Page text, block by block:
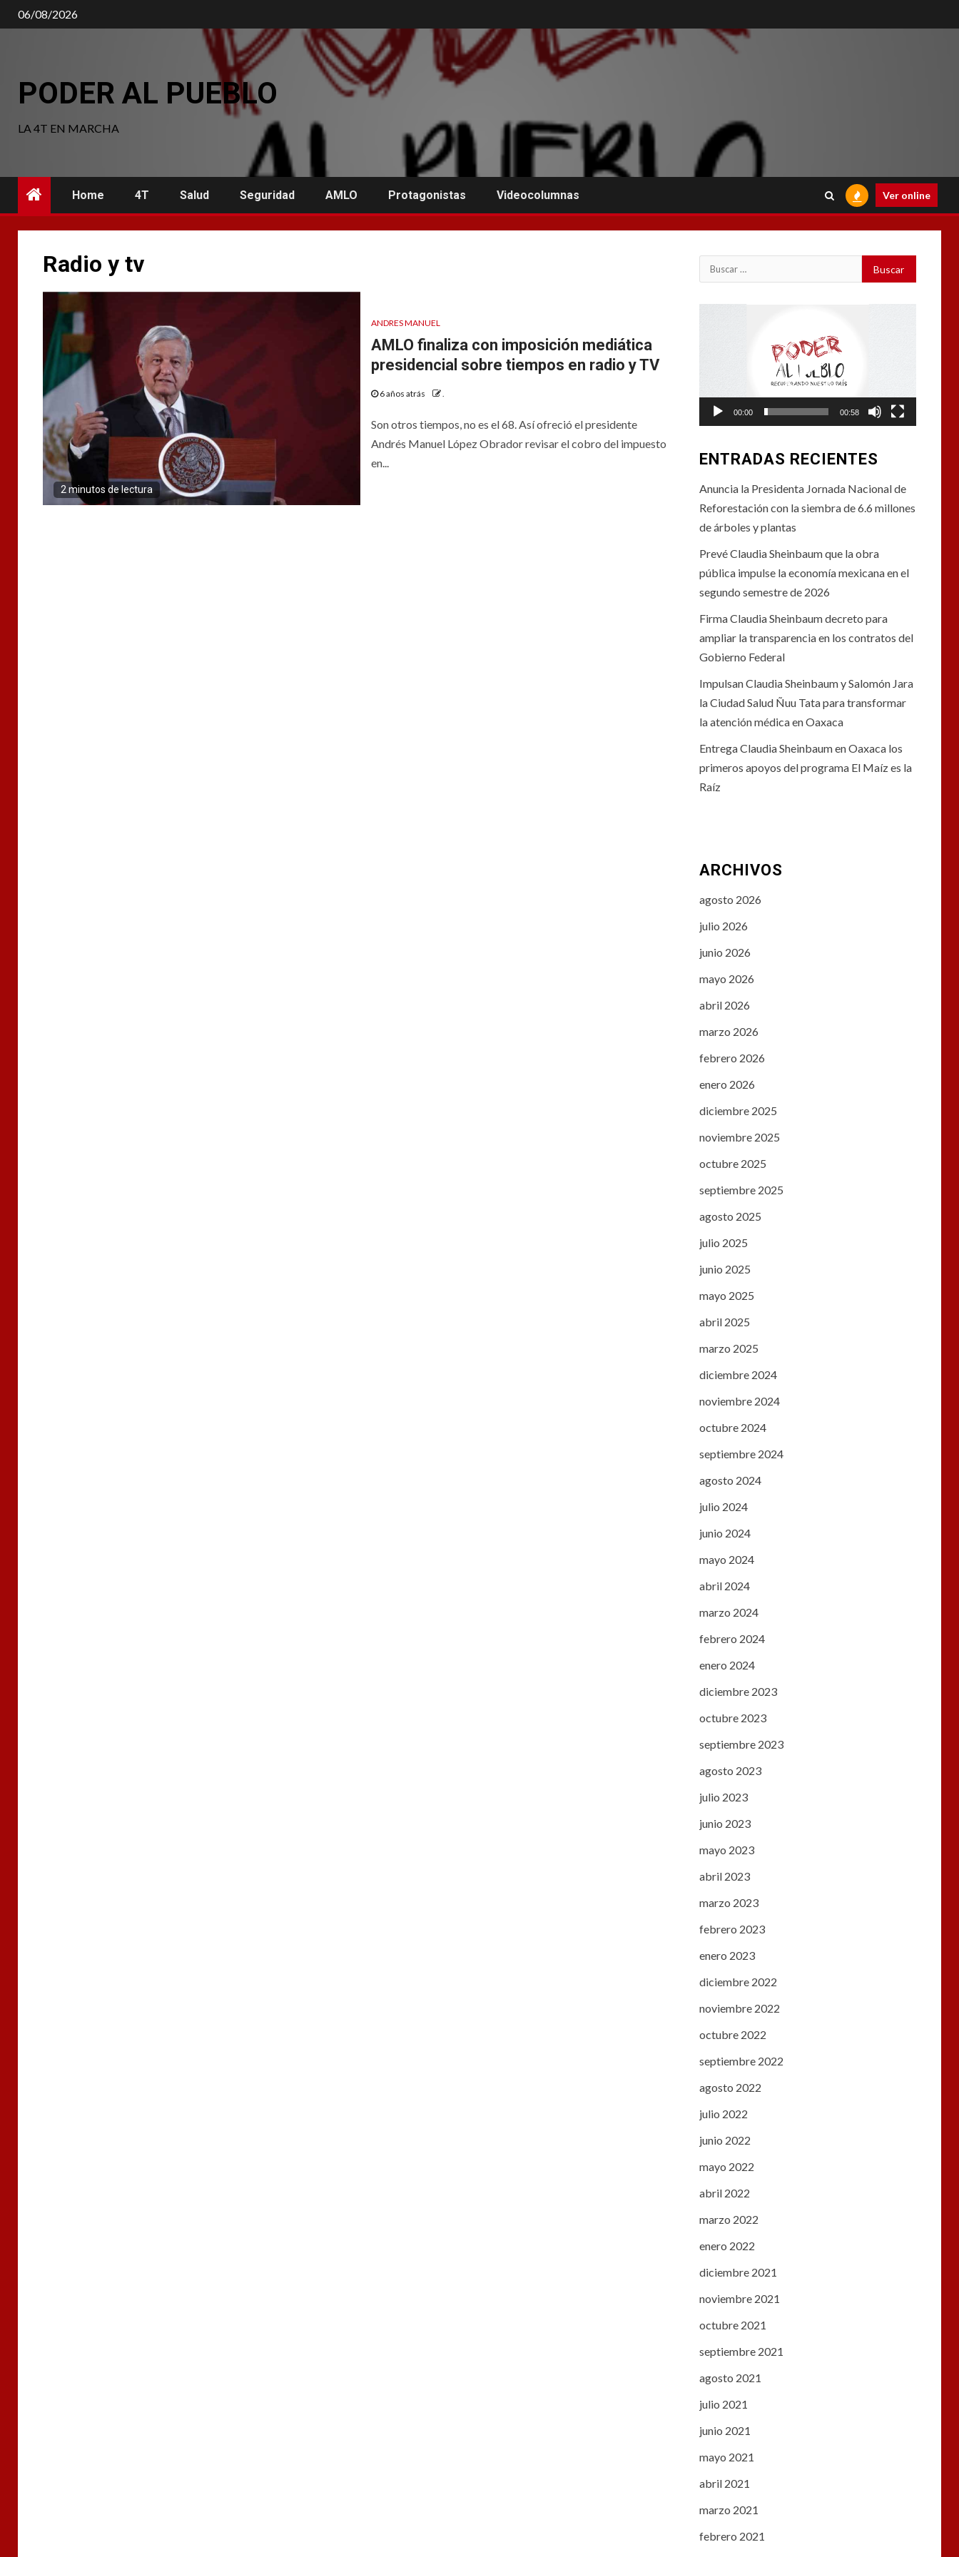
Saltar
al
06/08/2026
PODER AL PUEBLO
LA 4T EN MARCHA
Home 4T Salud Seguridad AMLO Protagonistas Videocolumnas Ver online
Radio y tv
2 minutos de lectura
ANDRES MANUEL
AMLO finaliza con imposición mediática
presidencial sobre tiempos en radio y TV
6 años atrás
Son otros tiempos, no es el 68. Así ofreció el presidente
Andrés Manuel López Obrador revisar el cobro del impuesto
en...
Buscar:
00:00 00:58
ENTRADAS RECIENTES
Anuncia la Presidenta Jornada Nacional de
Reforestación con la siembra de 6.6 millones
de árboles y plantas
Prevé Claudia Sheinbaum que la obra
pública impulse la economía mexicana en el
segundo semestre de 2026
Firma Claudia Sheinbaum decreto para
ampliar la transparencia en los contratos del
Gobierno Federal
Impulsan Claudia Sheinbaum y Salomón Jara
la Ciudad Salud Ñuu Tata para transformar
la atención médica en Oaxaca
Entrega Claudia Sheinbaum en Oaxaca los
primeros apoyos del programa El Maíz es la
Raíz
ARCHIVOS
agosto 2026
julio 2026
junio 2026
mayo 2026
abril 2026
marzo 2026
febrero 2026
enero 2026
diciembre 2025
noviembre 2025
octubre 2025
septiembre 2025
agosto 2025
julio 2025
junio 2025
mayo 2025
abril 2025
marzo 2025
diciembre 2024
noviembre 2024
octubre 2024
septiembre 2024
agosto 2024
julio 2024
junio 2024
mayo 2024
abril 2024
marzo 2024
febrero 2024
enero 2024
diciembre 2023
octubre 2023
septiembre 2023
agosto 2023
julio 2023
junio 2023
mayo 2023
abril 2023
marzo 2023
febrero 2023
enero 2023
diciembre 2022
noviembre 2022
octubre 2022
septiembre 2022
agosto 2022
julio 2022
junio 2022
mayo 2022
abril 2022
marzo 2022
enero 2022
diciembre 2021
noviembre 2021
octubre 2021
septiembre 2021
agosto 2021
julio 2021
junio 2021
mayo 2021
abril 2021
marzo 2021
febrero 2021